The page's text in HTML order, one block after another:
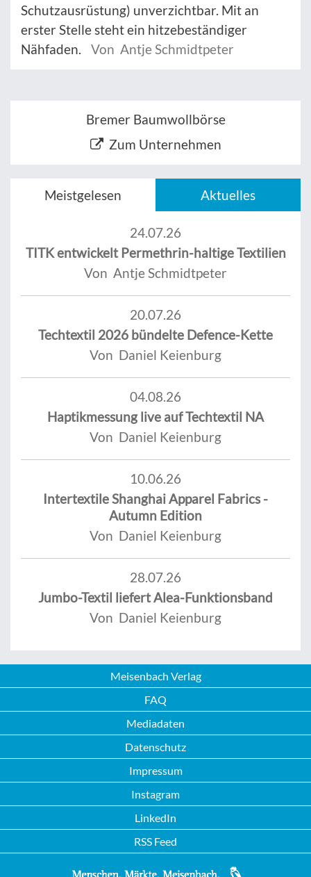
Schutzausrüstung) unverzichtbar. Mit an
erster Stelle steht ein hitzebeständiger
Nähfaden.
Von Antje Schmidtpeter
Bremer Baumwollbörse
Zum Unternehmen
Meistgelesen Aktuelles
24.07.26
TITK entwickelt Permethrin-haltige Textilien
Von Antje Schmidtpeter
20.07.26
Techtextil 2026 bündelte Defence-Kette
Von Daniel Keienburg
04.08.26
Haptikmessung live auf Techtextil NA
Von Daniel Keienburg
10.06.26
Intertextile Shanghai Apparel Fabrics -
Autumn Edition
Von Daniel Keienburg
28.07.26
Jumbo-Textil liefert Alea-Funktionsband
Von Daniel Keienburg
Meisenbach Verlag
FAQ
Mediadaten
Datenschutz
Impressum
Instagram
LinkedIn
RSS Feed